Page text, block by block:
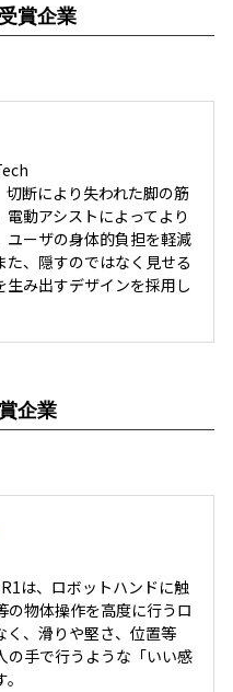
賞企業
断により失われた脚の筋
動アシストによってより
ユーザの身体的負担を軽減
た、隠すのではなく見せる
み出すデザインを採用し
企業
は、ロボットハンドに触
の物体操作を高度に行うロ
く、滑りや堅さ、位置等
の手で行うような「いい感